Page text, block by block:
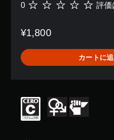
評
あ
ま
せ
ん
0 評価
¥1,800
カートに